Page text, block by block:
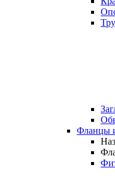
Фланцы